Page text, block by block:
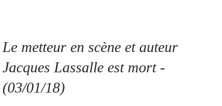
Kiosque
▼
Le metteur en scène et auteur
Jacques Lassalle est mort -
(03/01/18)